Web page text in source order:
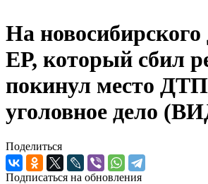
На новосибирского
ЕР, который сбил
покинул место
уголовное дело
Поделиться
Подписаться на обновления